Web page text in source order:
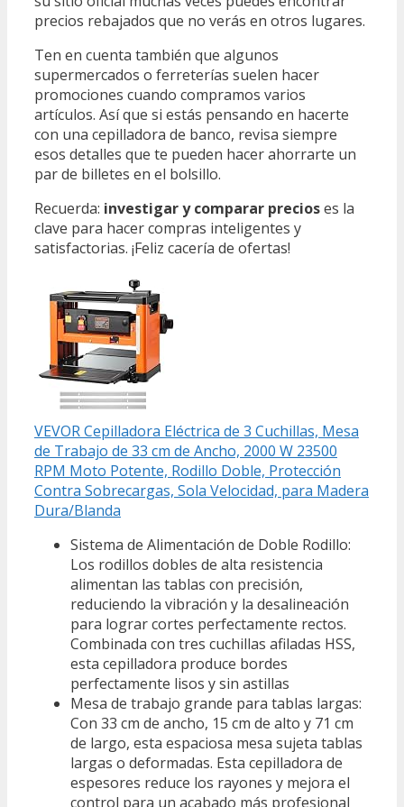
precios rebajados que no verás en otros lugares.
Ten en cuenta también que algunos
supermercados o ferreterías suelen hacer
promociones cuando compramos varios
artículos. Así que si estás pensando en hacerte
con una cepilladora de banco, revisa siempre
esos detalles que te pueden hacer ahorrarte un
par de billetes en el bolsillo.
Recuerda: investigar y comparar precioses la
clave para hacer compras inteligentes y
satisfactorias. ¡Feliz cacería de ofertas!
VEVOR Cepilladora Eléctrica de 3 Cuchillas, Mesa
de Trabajo de 33 cm de Ancho, 2000 W 23500
RPM Moto Potente, Rodillo Doble, Protección
Contra Sobrecargas, Sola Velocidad, para Madera
Dura/Blanda
Sistema de Alimentación de Doble Rodillo:
Los rodillos dobles de alta resistencia
alimentan las tablas con precisión,
reduciendo la vibración y la desalineación
para lograr cortes perfectamente rectos.
Combinada con tres cuchillas afiladas HSS,
esta cepilladora produce bordes
perfectamente lisos y sin astillas
Mesa de trabajo grande para tablas largas:
Con 33 cm de ancho, 15 cm de alto y 71 cm
de largo, esta espaciosa mesa sujeta tablas
largas o deformadas. Esta cepilladora de
espesores reduce los rayones y mejora el
control para un acabado más profesional